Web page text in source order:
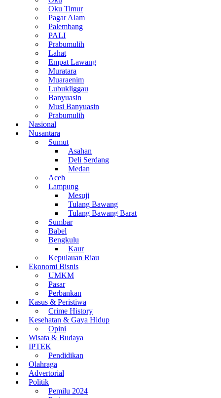
Oku Timur
Pagar Alam
Palembang
PALI
Prabumulih
Lahat
Empat Lawang
Muratara
Muaraenim
Lubukliggau
Banyuasin
Musi Banyuasin
Prabumulih
Nasional
Nusantara
Sumut
Asahan
Deli Serdang
Medan
Aceh
Lampung
Mesuji
Tulang Bawang
Tulang Bawang Barat
Sumbar
Babel
Bengkulu
Kaur
Kepulauan Riau
Ekonomi Bisnis
UMKM
Pasar
Perbankan
Kasus & Peristiwa
Crime History
Kesehatan & Gaya Hidup
Opini
Wisata & Budaya
IPTEK
Pendidikan
Olahraga
Advertorial
Politik
Pemilu 2024